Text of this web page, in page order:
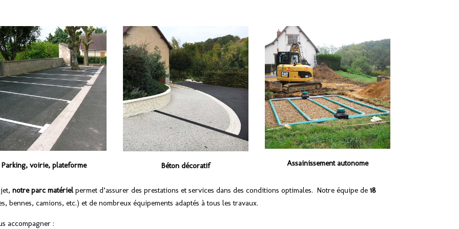
Parking, voirie, plateforme Béton décoratif Assainissement autonome
notre parc matériel permet d’assurer des prestations et services dans des conditions optimales. Notre équipe de18
bennes, camions, etc.) et de nombreux équipements adaptés à tous les travaux.
accompagner :